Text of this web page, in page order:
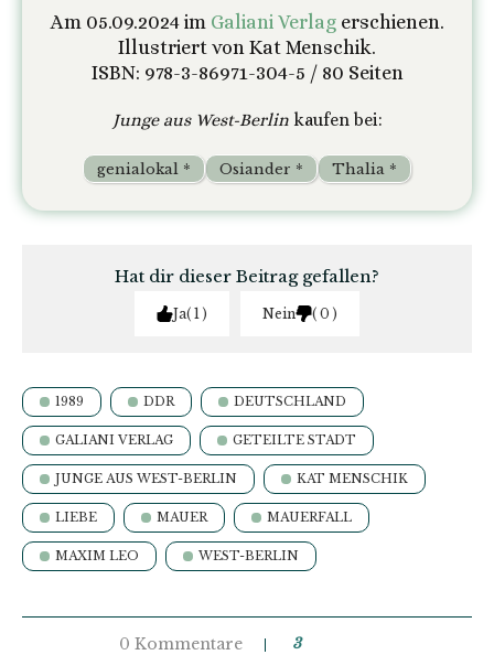
Am 05.09.2024 im Galiani Verlagerschienen.
Illustriert von Kat Menschik.
ISBN: 978-3-86971-304-5 / 80 Seiten
Junge aus West-Berlinkaufen bei:
Thalia *
Osiander *
genialokal *
Hat dir dieser Beitrag gefallen?
Ja 1 Nein 0
1989 DDR DEUTSCHLAND
GALIANI VERLAG GETEILTE STADT
JUNGE AUS WEST-BERLIN KAT MENSCHIK
LIEBE MAUER MAUERFALL
MAXIM LEO WEST-BERLIN
0 Kommentare 3